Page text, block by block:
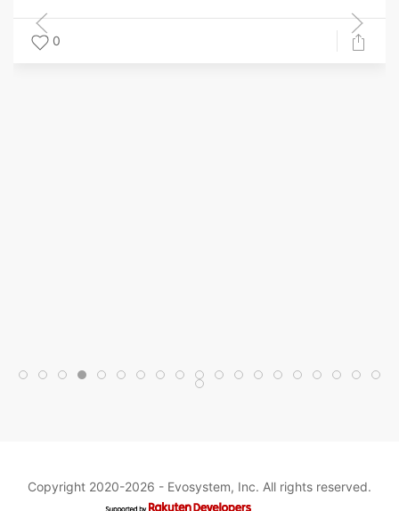
0
Copyright 2020-2026 - Evosystem, Inc. All rights reserved.